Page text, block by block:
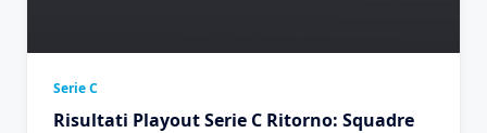
Serie C
Risultati Playout Serie C Ritorno: Squadre